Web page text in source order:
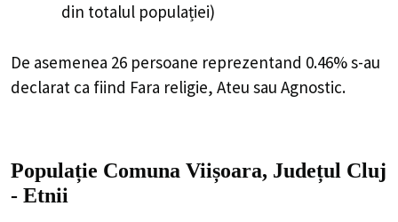
din totalul populației)
De asemenea 26 persoane reprezentand 0.46% s-au
declarat ca fiind Fara religie, Ateu sau Agnostic.
Populație Comuna Viișoara, Județul Cluj
- Etnii